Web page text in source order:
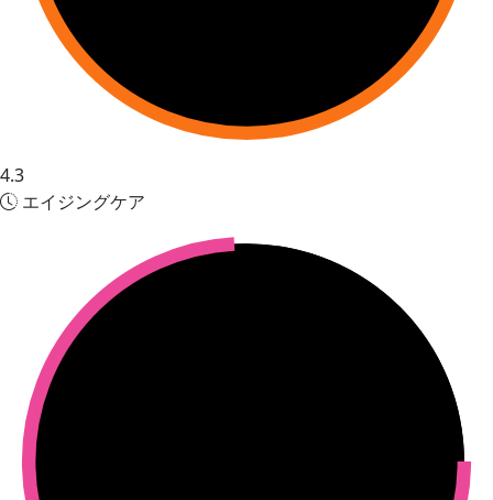
4.3
エイジングケア